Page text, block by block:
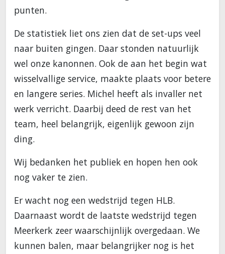
punten.
De statistiek liet ons zien dat de set-ups veel
naar buiten gingen. Daar stonden natuurlijk
wel onze kanonnen. Ook de aan het begin wat
wisselvallige service, maakte plaats voor betere
en langere series. Michel heeft als invaller net
werk verricht. Daarbij deed de rest van het
team, heel belangrijk, eigenlijk gewoon zijn
ding.
Wij bedanken het publiek en hopen hen ook
nog vaker te zien.
Er wacht nog een wedstrijd tegen HLB.
Daarnaast wordt de laatste wedstrijd tegen
Meerkerk zeer waarschijnlijk overgedaan. We
kunnen balen, maar belangrijker nog is het